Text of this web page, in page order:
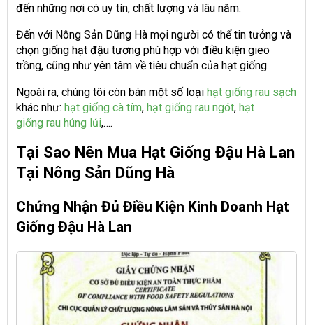
đến những nơi có uy tín, chất lượng và lâu năm.
Đến với Nông Sản Dũng Hà mọi người có thể tin tưởng và
chọn giống hạt đậu tương phù hợp với điều kiện gieo
trồng, cũng như yên tâm về tiêu chuẩn của hạt giống.
Ngoài ra, chúng tôi còn bán một số loại hạt giống rau sạch
khác như: hạt giống cà tím, hạt giống rau ngót, hạt
giống rau húng lủi,….
Tại Sao Nên Mua Hạt Giống Đậu Hà Lan
Tại Nông Sản Dũng Hà
Chứng Nhận Đủ Điều Kiện Kinh Doanh Hạt
Giống Đậu Hà Lan